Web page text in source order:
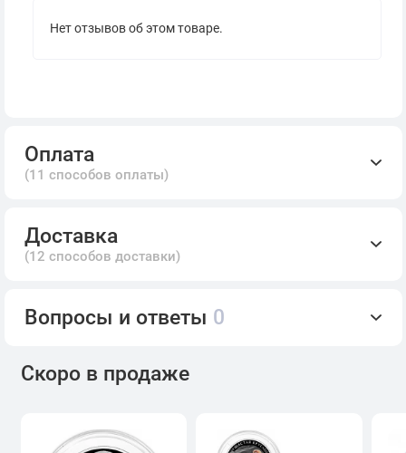
Нет отзывов об этом товаре.
Оплата
(11 способов оплаты)
Доставка
(12 способов доставки)
Вопросы и ответы 0
Скоро в продаже